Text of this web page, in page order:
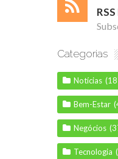
Categorias
Notícias
Bem-Estar
Negócios
Tecnologia